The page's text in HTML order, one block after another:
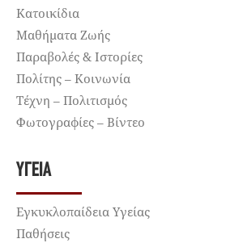
Κατοικίδια
Μαθήματα Ζωής
Παραβολές & Ιστορίες
Πολίτης – Κοινωνία
Τέχνη – Πολιτισμός
Φωτογραφίες – Βίντεο
ΥΓΕΊΑ
Εγκυκλοπαίδεια Υγείας
Παθήσεις